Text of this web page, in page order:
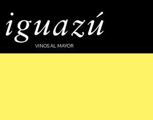
VINOS AL MAYOR